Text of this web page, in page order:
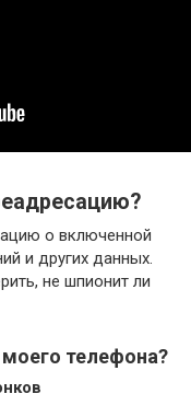
о включенной
и других данных.
не шпионит ли
телефона?